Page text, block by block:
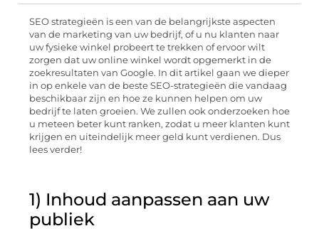
SEO strategieën is een van de belangrijkste aspecten
van de marketing van uw bedrijf, of u nu klanten naar
uw fysieke winkel probeert te trekken of ervoor wilt
zorgen dat uw online winkel wordt opgemerkt in de
zoekresultaten van Google. In dit artikel gaan we dieper
in op enkele van de beste SEO-strategieën die vandaag
beschikbaar zijn en hoe ze kunnen helpen om uw
bedrijf te laten groeien. We zullen ook onderzoeken hoe
u meteen beter kunt ranken, zodat u meer klanten kunt
krijgen en uiteindelijk meer geld kunt verdienen. Dus
lees verder!
1) Inhoud aanpassen aan uw
publiek